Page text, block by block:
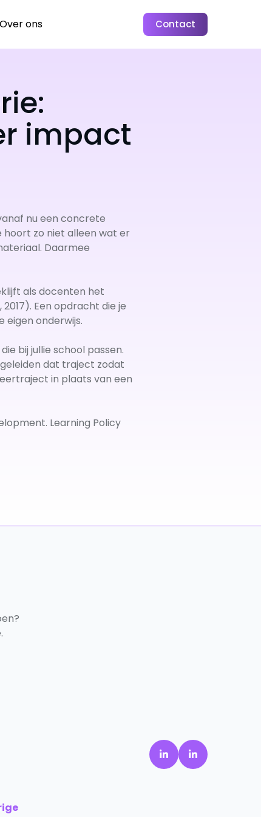
Over ons Contact
impact
nu een concrete
hoort zo niet alleen wat er
Daarmee
als docenten het
Een opdracht die je
eigen onderwijs.
bij jullie school passen.
dat traject zodat
in plaats van een
Learning Policy